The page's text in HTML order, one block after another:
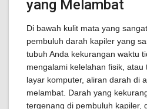
yang Melambat
Di bawah kulit mata yang
pembuluh darah kapiler yang
tubuh Anda kekurangan waktu
mengalami kelelahan fisik,
layar komputer, aliran darah di
melambat. Darah yang
tergenang di pembuluh kapiler,